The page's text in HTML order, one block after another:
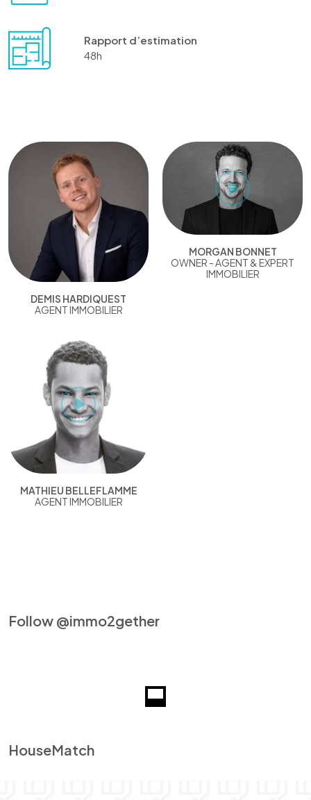
Rapport d’estimation
48h
DEMIS HARDIQUEST
AGENT IMMOBILIER
MORGAN BONNET
OWNER - AGENT & EXPERT
IMMOBILIER
MATHIEU BELLEFLAMME
AGENT IMMOBILIER
Follow @immo2gether
HouseMatch